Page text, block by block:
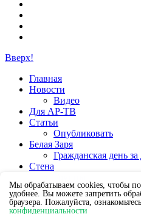
Вверх!
Главная
Новости
Видео
Для АР-ТВ
Статьи
Опубликовать
Белая Заря
Гражданская день
Стена
Мы обрабатываем cookies, чтобы
удобнее. Вы можете запретить
браузера. Пожалуйста,
конфиденциальности